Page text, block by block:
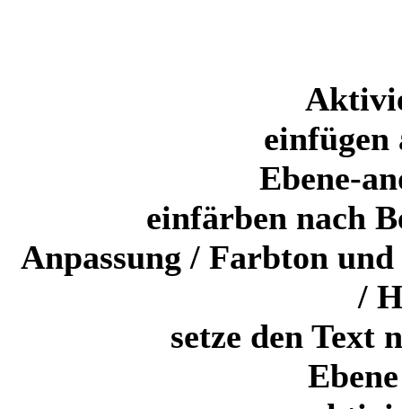
einfügen
Ebene-
einfärben nach
Anpassung / Farbton
/
setze den Text